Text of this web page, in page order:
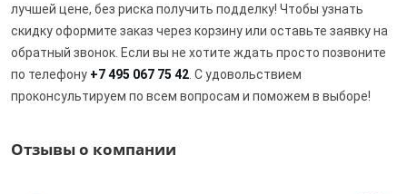
лучшей цене, без риска получить подделку! Чтобы узнать
скидку оформите заказ через корзину или оставьте заявку на
обратный звонок. Если вы не хотите ждать просто позвоните
по телефону +7 495 067 75 42 . С удовольствием
проконсультируем по всем вопросам и поможем в выборе!
Отзывы о компании